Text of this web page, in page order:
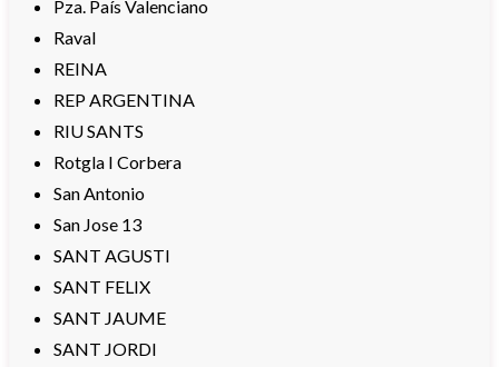
Pza. País Valenciano
Raval
REINA
REP ARGENTINA
RIU SANTS
Rotgla I Corbera
San Antonio
San Jose 13
SANT AGUSTI
SANT FELIX
SANT JAUME
SANT JORDI